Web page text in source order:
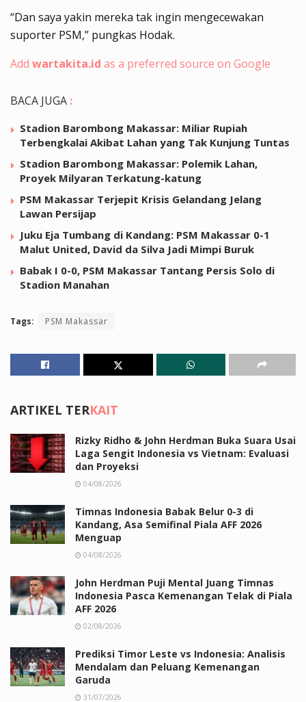
“Dan saya yakin mereka tak ingin mengecewakan
suporter PSM,” pungkas Hodak.
Add wartakita.id as a preferred source on Google
BACA JUGA :
Stadion Barombong Makassar: Miliar Rupiah
Terbengkalai Akibat Lahan yang Tak Kunjung Tuntas
Stadion Barombong Makassar: Polemik Lahan,
Proyek Milyaran Terkatung-katung
PSM Makassar Terjepit Krisis Gelandang Jelang
Lawan Persijap
Juku Eja Tumbang di Kandang: PSM Makassar 0-1
Malut United, David da Silva Jadi Mimpi Buruk
Babak I 0-0, PSM Makassar Tantang Persis Solo di
Stadion Manahan
Tags: PSM Makassar
ARTIKEL TERKAIT
Rizky Ridho & John Herdman Buka Suara Usai
Laga Sengit Indonesia vs Vietnam: Evaluasi
dan Proyeksi
04/08/2026
Timnas Indonesia Babak Belur 0-3 di
Kandang, Asa Semifinal Piala AFF 2026
Menguap
04/08/2026
John Herdman Puji Mental Juang Timnas
Indonesia Pasca Kemenangan Telak di Piala
AFF 2026
02/08/2026
Prediksi Timor Leste vs Indonesia: Analisis
Mendalam dan Peluang Kemenangan
Garuda
31/07/2026